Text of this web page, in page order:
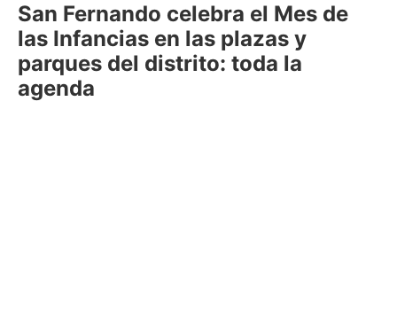
San Fernando celebra el Mes de
las Infancias en las plazas y
parques del distrito: toda la
agenda